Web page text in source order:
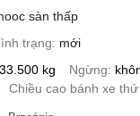
sàn thấp
trạng
mới
33.500 kg Ngừng
Chiều cao bánh xe